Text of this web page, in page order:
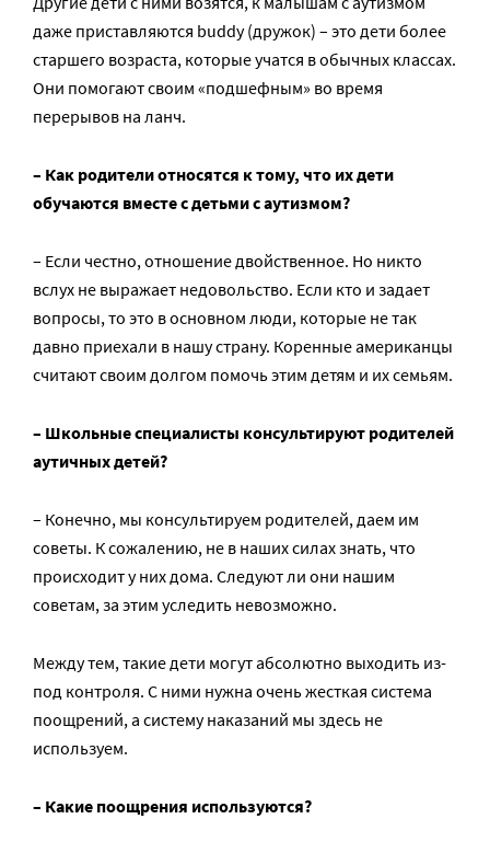
даже приставляются buddy (дружок) – это дети более
старшего возраста, которые учатся в обычных классах.
Они помогают своим «подшефным» во время
перерывов на ланч.
– Как родители относятся к тому, что их дети
обучаются вместе с детьми с аутизмом?
– Если честно, отношение двойственное. Но никто
вслух не выражает недовольство. Если кто и задает
вопросы, то это в основном люди, которые не так
давно приехали в нашу страну. Коренные американцы
считают своим долгом помочь этим детям и их семьям.
– Школьные специалисты консультируют родителей
аутичных детей?
– Конечно, мы консультируем родителей, даем им
советы. К сожалению, не в наших силах знать, что
происходит у них дома. Следуют ли они нашим
советам, за этим уследить невозможно.
Между тем, такие дети могут абсолютно выходить из-
под контроля. С ними нужна очень жесткая система
поощрений, а систему наказаний мы здесь не
используем.
– Какие поощрения используются?